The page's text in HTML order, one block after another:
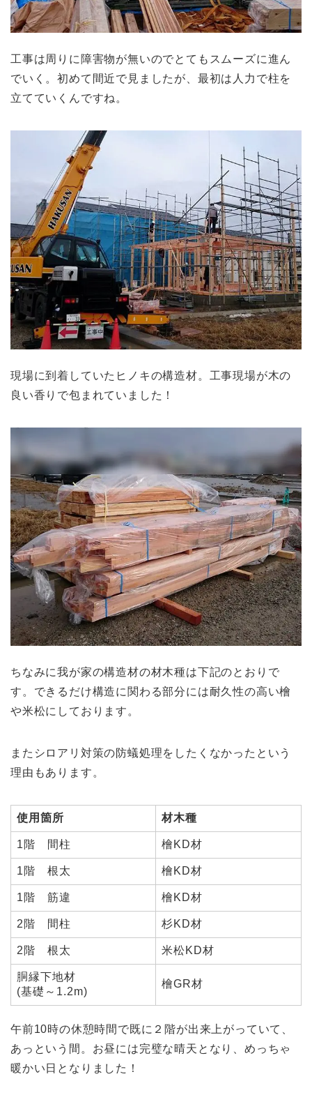
工事は周りに障害物が無いのでとてもスムーズに進ん
でいく。初めて間近で見ましたが、最初は人力で柱を
立てていくんですね。
現場に到着していたヒノキの構造材。工事現場が木の
良い香りで包まれていました！
ちなみに我が家の構造材の材木種は下記のとおりで
す。できるだけ構造に関わる部分には耐久性の高い檜
や米松にしております。
またシロアリ対策の防蟻処理をしたくなかったという
理由もあります。
使用箇所 材木種
1階 間柱 檜KD材
1階 根太 檜KD材
1階 筋違 檜KD材
2階 間柱 杉KD材
2階 根太 米松KD材
胴縁下地材
(基礎～1.2m)
檜GR材
午前10時の休憩時間で既に２階が出来上がっていて、
あっという間。お昼には完璧な晴天となり、めっちゃ
暖かい日となりました！